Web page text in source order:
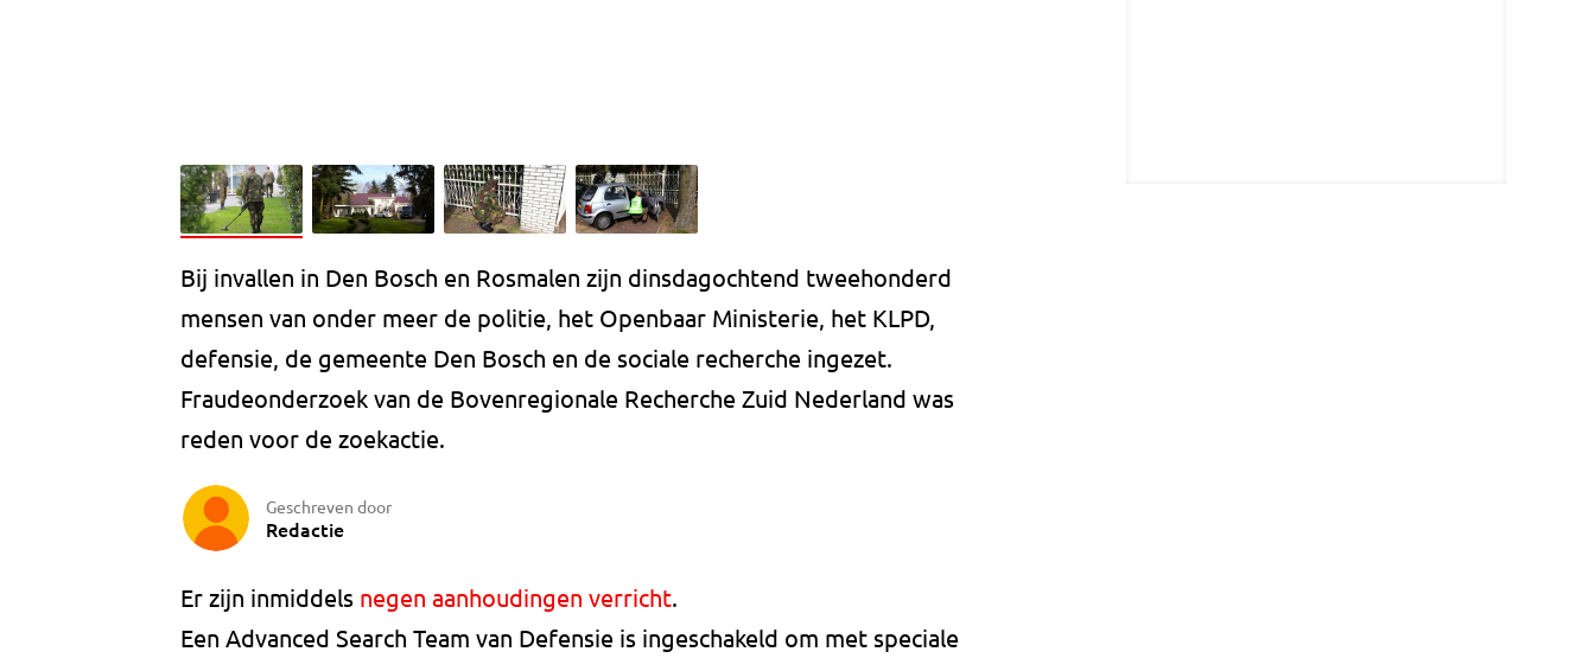
Bij invallen in Den Bosch en Rosmalen zijn dinsdagochtend tweehonderd
mensen van onder meer de politie, het Openbaar Ministerie, het KLPD,
defensie, de gemeente Den Bosch en de sociale recherche ingezet.
Fraudeonderzoek van de Bovenregionale Recherche Zuid Nederland was
reden voor de zoekactie.
Geschreven door
Redactie
Er zijn inmiddels negen aanhoudingen verricht.
Een Advanced Search Team van Defensie is ingeschakeld om met speciale